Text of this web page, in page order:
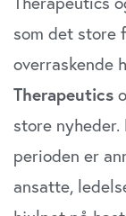
som det store
overraskende
Therapeutics
store
perioden er
ansatte,